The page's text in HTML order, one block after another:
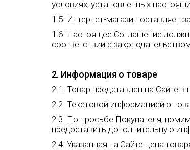
условиях, установленных
1.5. Интернет-магазин оставляет
1.6. Настоящее Соглашение
соответствии с
2. Информация о товаре
2.1. Товар представлен на Сайте
2.2. Текстовой информацией о
2.3. По просьбе Покупателя,
предоставить дополнительную
2.4. Указанная на Сайте цена